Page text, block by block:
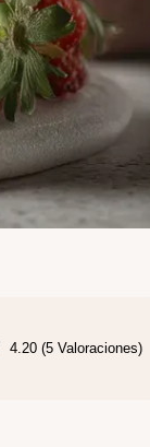
4.20 (5 Valoraciones)